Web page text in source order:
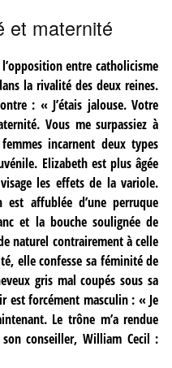
et maternité
entre catholicisme
la rivalité des deux reines.
: « J’étais jalouse. Votre
Vous me surpassiez à
incarnent deux types
Elizabeth est plus âgée
les effets de la variole.
affublée d’une perruque
et la bouche soulignée de
naturel contrairement à celle
elle confesse sa féminité de
gris mal coupés sous sa
est forcément masculin : « Je
Le trône m’a rendue
conseiller, William Cecil :